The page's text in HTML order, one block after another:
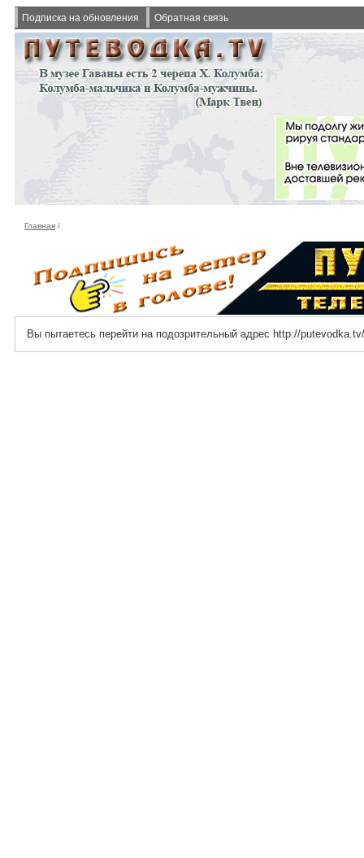
Подписка на обновления Обратная связь
Главная /
Вы пытаетесь перейти на подозрительный адрес http://